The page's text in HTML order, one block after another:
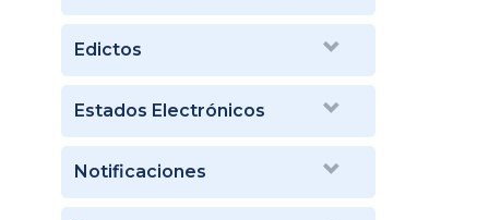
Edictos
Estados Electrónicos
Notificaciones